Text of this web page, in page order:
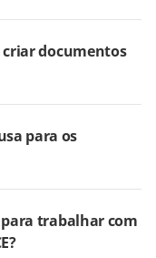
criar documentos
para os
trabalhar com